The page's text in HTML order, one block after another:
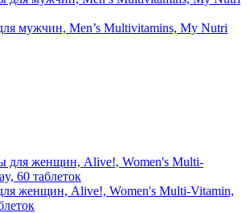
мужчин, Men’s Multivitamins, My Nutri
женщин, Alive!, Women's Multi-Vitamin,